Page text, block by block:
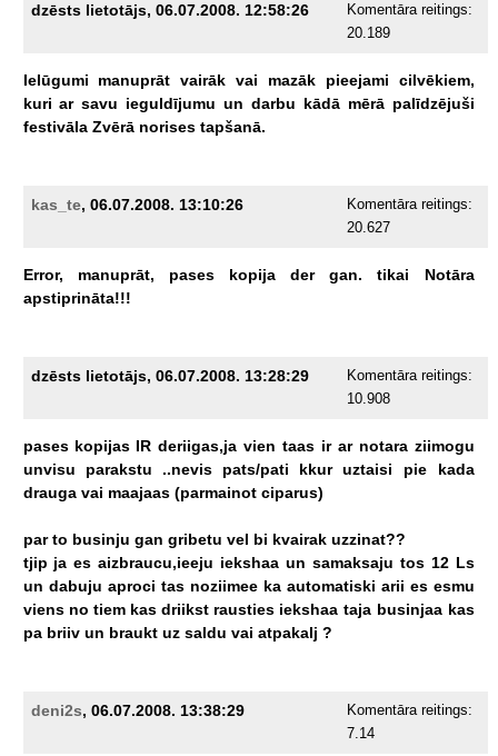
dzēsts lietotājs, 06.07.2008. 12:58:26
Komentāra reitings:
20.189
Ielūgumi manuprāt vairāk vai mazāk pieejami
cilvēkiem,
kuri ar savu ieguldījumu un darbu kādā mērā palīdzējuši
festivāla Zvērā norises tapšanā.
kas_te, 06.07.2008. 13:10:26
Komentāra reitings:
20.627
Error, manuprāt, pases kopija der gan. tikai
Notāra
apstiprināta!!!
dzēsts lietotājs, 06.07.2008. 13:28:29
Komentāra reitings:
10.908
pases kopijas IR deriigas,ja vien taas ir ar notara ziimogu
unvisu
parakstu ..nevis pats/pati kkur uztaisi pie
kada
drauga vai maajaas (parmainot ciparus)
par to businju gan gribetu vel bi kvairak uzzinat??
tjip ja es aizbraucu,ieeju iekshaa un samaksaju tos 12 Ls
un dabuju aproci tas noziimee ka automatiski arii es esmu
viens no tiem kas driikst rausties iekshaa taja businjaa kas
pa briiv un braukt uz saldu vai atpakalj ?
deni2s, 06.07.2008. 13:38:29
Komentāra reitings:
7.14